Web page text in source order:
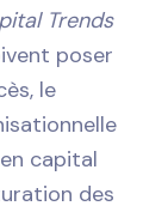
Trends
poser
le
capital
des